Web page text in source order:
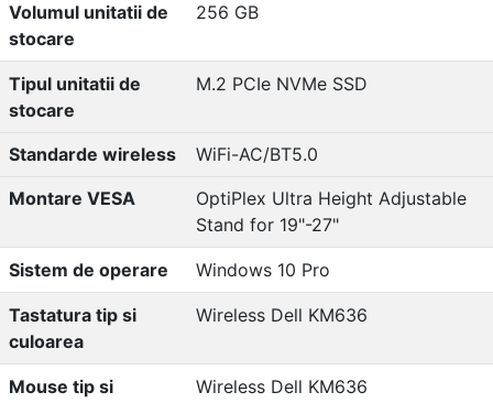
Volumul unitatii de
stocare
256 GB
Tipul unitatii de
stocare
M.2 PCIe NVMe SSD
Standarde wireless
WiFi-AC/BT5.0
Montare VESA
OptiPlex Ultra Height Adjustable
Stand for 19"-27"
Sistem de operare Windows 10 Pro
Tastatura tip si
culoarea
Wireless Dell KM636
Mouse tip si
Wireless Dell KM636